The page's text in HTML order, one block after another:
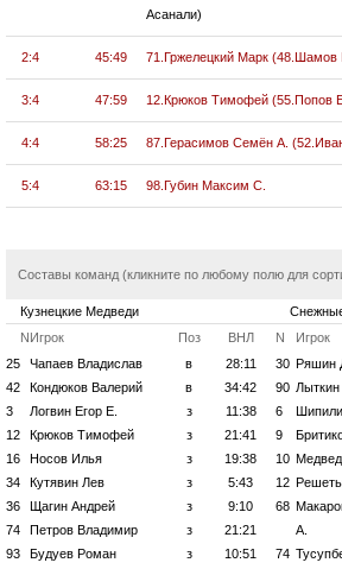
Асанали)
2:4 45:49 71.Гржелецкий Марк (48.Шамов
3:4 47:59 12.Крюков Тимофей (55.Попов
4:4 58:25 87.Герасимов Семён А.
5:4 63:15 98.Губин Максим С.
Составы команд (кликните по любому полю для
Кузнецкие Медведи
NИгрок Поз
ВНЛ
25
Чапаев Владислав в
28:11
42
Кондюков Валерий в
34:42
3
Логвин Егор Е. з
11:38
12
Крюков Тимофей з
21:41
16
Носов Илья з
19:38
34
Кутявин Лев з
5:43
36
Щагин Андрей з
9:10
74
Петров Владимир з
21:21
93
Будуев Роман з
10:51
N Игрок
30 Ряшин
90
6
9
10
12
68
А.
74